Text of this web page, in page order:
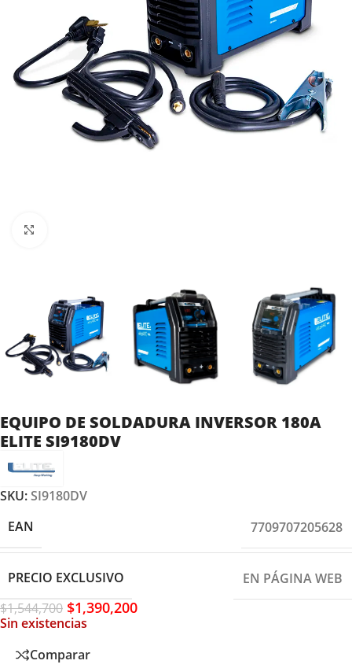
EQUIPO DE SOLDADURA INVERSOR 180A
ELITE SI9180DV
SKU:SI9180DV
EAN
7709707205628
PRECIO EXCLUSIVO
EN PÁGINA WEB
$1,544,700 $1,390,200
Sin existencias
Comparar